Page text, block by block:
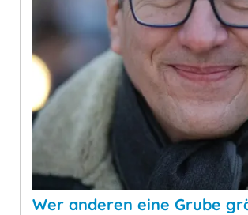
Wer anderen eine Grube